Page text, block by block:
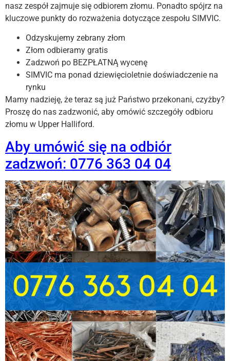
nasz zespół zajmuje się odbiorem złomu. Ponadto spójrz na
kluczowe punkty do rozważenia dotyczące zespołu SIMVIC.
Odzyskujemy zebrany złom
Złom odbieramy gratis
Zadzwoń po BEZPŁATNĄ wycenę
SIMVIC ma ponad dziewięcioletnie doświadczenie na
rynku
Mamy nadzieję, że teraz są już Państwo przekonani, czyżby?
Proszę do nas zadzwonić, aby omówić szczegóły odbioru
złomu w Upper Halliford.
Aby umówić się na odbiór
zadzwoń: 0776 363 04 04